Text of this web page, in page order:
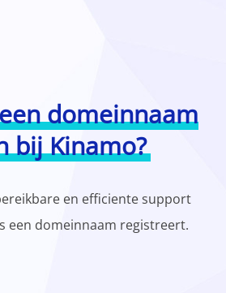
domeinnaam
bij Kinamo?
en efficiente support
een domeinnaam registreert.